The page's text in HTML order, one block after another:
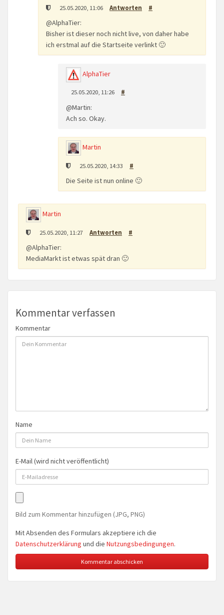
25.05.2020, 11:06 Antworten #
@AlphaTier:
Bisher ist dieser noch nicht live, von daher habe
ich erstmal auf die Startseite verlinkt 🙂
AlphaTier
25.05.2020, 11:26 #
@Martin:
Ach so. Okay.
Martin
25.05.2020, 14:33 #
Die Seite ist nun online 🙂
Martin
25.05.2020, 11:27 Antworten #
@AlphaTier:
MediaMarkt ist etwas spät dran 🙂
Kommentar verfassen
Kommentar
Name
E-Mail (wird nicht veröffentlicht)
Bild zum Kommentar hinzufügen (JPG, PNG)
Mit Absenden des Formulars akzeptiere ich die
Datenschutzerklärung und die Nutzungsbedingungen.